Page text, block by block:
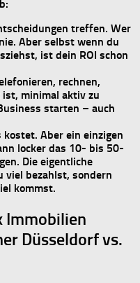
treffen. Wer
Aber selbst wenn du
ist dein ROI schon
rechnen,
minimal aktiv zu
starten – auch
kostet. Aber ein einzigen
locker das 10- bis 50-
Die eigentliche
viel bezahlst, sondern
kommst.
Immobilien
Düsseldorf vs.